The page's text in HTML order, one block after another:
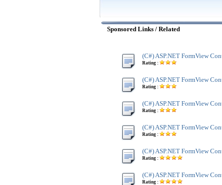
Sponsored Links / Related
(C#) ASP.NET FormView
Rating :
(C#) ASP.NET FormView
Rating :
(C#) ASP.NET FormView
Rating :
(C#) ASP.NET FormView
Rating :
(C#) ASP.NET FormView
Rating :
(C#) ASP.NET FormView
Rating :